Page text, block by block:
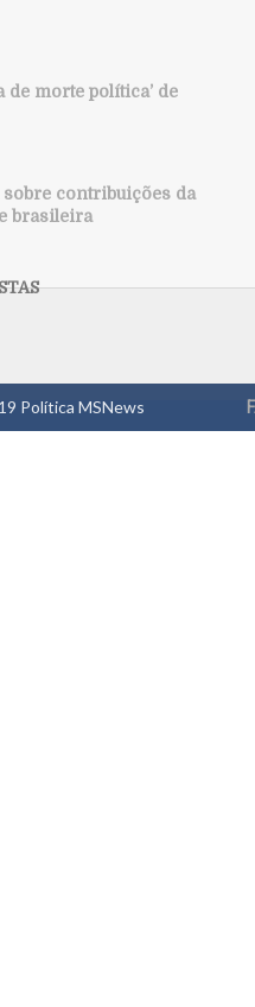
de morte política’ de
sobre contribuições da
brasileira
Política MSNews